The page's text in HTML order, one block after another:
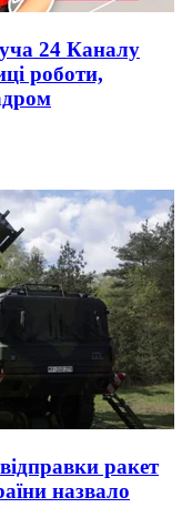
24 Каналу
роботи,
ракет
назвало